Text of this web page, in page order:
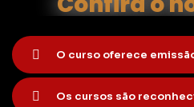
O curso oferece
Os cursos são